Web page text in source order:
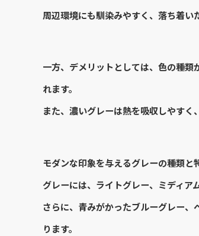
周辺環境にも馴染みやすく、落ち着い
一方、デメリットとしては、色の種
れます。
また、濃いグレーは熱を吸収しやすく
モダンな印象を与えるグレーの種類と
グレーには、ライトグレー、ミディア
さらに、青みがかったブルーグレー、
ります。